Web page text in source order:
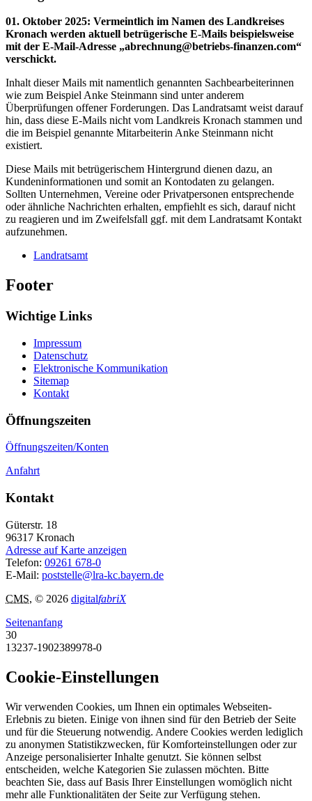
01. Oktober 2025: Vermeintlich im Namen des Landkreises
Kronach werden aktuell betrügerische E-Mails beispielsweise
mit der E-Mail-Adresse „abrechnung@betriebs-finanzen.com“
verschickt.
Inhalt dieser Mails mit namentlich genannten Sachbearbeiterinnen
wie zum Beispiel Anke Steinmann sind unter anderem
Überprüfungen offener Forderungen. Das Landratsamt weist darauf
hin, dass diese E-Mails nicht vom Landkreis Kronach stammen und
die im Beispiel genannte Mitarbeiterin Anke Steinmann nicht
existiert.
Diese Mails mit betrügerischem Hintergrund dienen dazu, an
Kundeninformationen und somit an Kontodaten zu gelangen.
Sollten Unternehmen, Vereine oder Privatpersonen entsprechende
oder ähnliche Nachrichten erhalten, empfiehlt es sich, darauf nicht
zu reagieren und im Zweifelsfall ggf. mit dem Landratsamt Kontakt
aufzunehmen.
Landratsamt
Footer
Wichtige Links
Impressum
Datenschutz
Elektronische Kommunikation
Sitemap
Kontakt
Öffnungszeiten
Öffnungszeiten/Konten
Anfahrt
Kontakt
Güterstr. 18
96317 Kronach
Adresse auf Karte anzeigen
Telefon: 09261 678-0
E-Mail: poststelle@lra-kc.bayern.de
CMS, © 2026 digitalfabriX
Seitenanfang
30
13237-1902389978-0
Cookie-Einstellungen
Wir verwenden Cookies, um Ihnen ein optimales Webseiten-
Erlebnis zu bieten. Einige von ihnen sind für den Betrieb der Seite
und für die Steuerung notwendig. Andere Cookies werden lediglich
zu anonymen Statistikzwecken, für Komforteinstellungen oder zur
Anzeige personalisierter Inhalte genutzt. Sie können selbst
entscheiden, welche Kategorien Sie zulassen möchten. Bitte
beachten Sie, dass auf Basis Ihrer Einstellungen womöglich nicht
mehr alle Funktionalitäten der Seite zur Verfügung stehen.